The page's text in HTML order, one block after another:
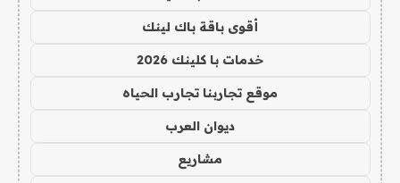
أقوى باقة باك لينك
خدمات با كلينك 2026
موقع تجاربنا تجارب الحياه
ديوان العرب
مشاريع